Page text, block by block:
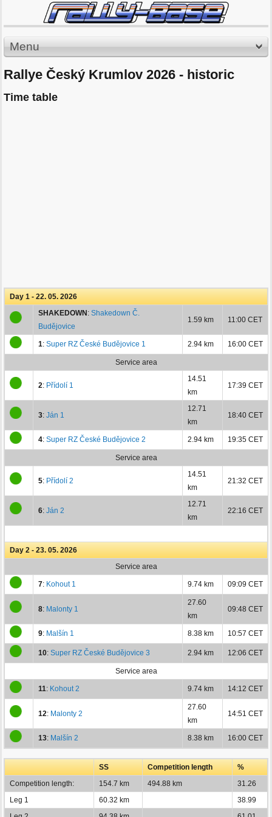
Menu
Rallye Český Krumlov 2026 - historic
Time table
Day 1 - 22. 05. 2026
SHAKEDOWN : Shakedown Č.
Budějovice
1.59 km 11:00 CET
1: Super RZ České Budějovice 1 2.94 km 16:00 CET
Service area
2: Přídolí 1
14.51
km
17:39 CET
3: Ján 1
12.71
km
18:40 CET
4: Super RZ České Budějovice 2 2.94 km 19:35 CET
Service area
5: Přídolí 2
14.51
km
21:32 CET
6: Ján 2
12.71
km
22:16 CET
Day 2 - 23. 05. 2026
Service area
7: Kohout 1 9.74 km 09:09 CET
8: Malonty 1
27.60
km
09:48 CET
9: Malšín 1 8.38 km 10:57 CET
10: Super RZ České Budějovice 3 2.94 km 12:06 CET
Service area
11: Kohout 2 9.74 km 14:12 CET
12: Malonty 2
27.60
km
14:51 CET
13: Malšín 2 8.38 km 16:00 CET
SS Competition length
%
Competition length:
154.7 km 494.88 km
31.26
Leg 1
60.32 km
38.99